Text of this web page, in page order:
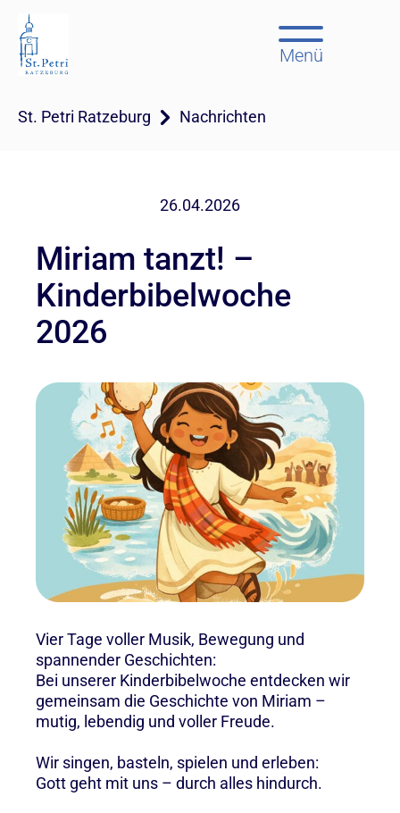
Menü
St. Petri Ratzeburg Nachrichten
26.04.2026
Miriam tanzt! –
Kinderbibelwoche
2026
Vier Tage voller Musik, Bewegung und
spannender Geschichten:
Bei unserer Kinderbibelwoche entdecken wir
gemeinsam die Geschichte von Miriam –
mutig, lebendig und voller Freude.
Wir singen, basteln, spielen und erleben:
Gott geht mit uns – durch alles hindurch.